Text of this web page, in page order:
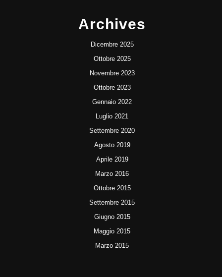
Archives
Dicembre 2025
Ottobre 2025
Novembre 2023
Ottobre 2023
Gennaio 2022
Luglio 2021
Settembre 2020
Agosto 2019
Aprile 2019
Marzo 2016
Ottobre 2015
Settembre 2015
Giugno 2015
Maggio 2015
Marzo 2015